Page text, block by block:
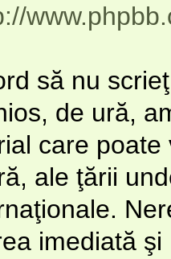
să nu
de ură,
care
ale ţării
imediată